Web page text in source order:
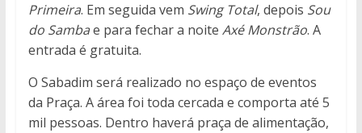
Primeira. Em seguida vem Swing Total, depois Sou
do Sambae para fechar a noite Axé Monstrão. A
entrada é gratuita.
O Sabadim será realizado no espaço de eventos
da Praça. A área foi toda cercada e comporta até 5
mil pessoas. Dentro haverá praça de alimentação,